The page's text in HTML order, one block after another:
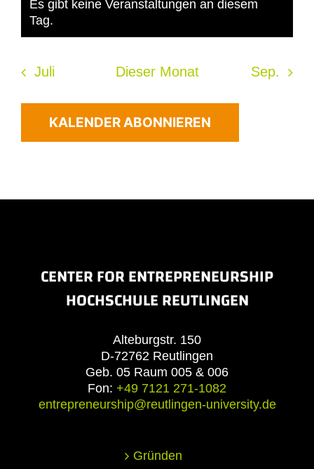
Hinweis
Es gibt keine Veranstaltungen an diesem
Tag.
Juli Dieser Monat Sep.
KALENDER ABONNIEREN
CENTER FOR ENTREPRENEURSHIP
HOCHSCHULE REUTLINGEN
Alteburgstr. 150
D-72762 Reutlingen
Geb. 05 Raum 005 & 006
Fon: +49 7121 271-1082
entrepreneurship@reutlingen-university.de
Gründen